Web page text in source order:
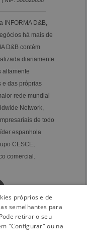
INFORMA D&B,
há mais de
D&B contém
diariamente
altamente
e das próprias
rede mundial
Network,
de todo
espanhola
CESCE,
comercial.
próprios e de
semelhantes para
retirar o seu
"Configurar" ou na